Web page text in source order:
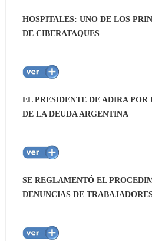
HOSPITALES: UNO DE LOS
DE CIBERATAQUES
EL PRESIDENTE DE ADIRA POR
DE LA DEUDA ARGENTINA
SE REGLAMENTÓ EL
DENUNCIAS DE